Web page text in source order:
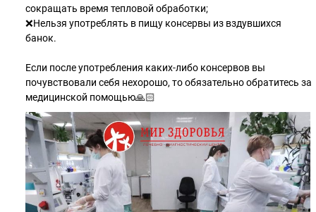
сокращать время тепловой обработки;
❌Нельзя употреблять в пищу консервы из вздувшихся
банок.
Если после употребления каких-либо консервов вы
почувствовали себя нехорошо, то обязательно обратитесь за
медицинской помощью🙏🏻